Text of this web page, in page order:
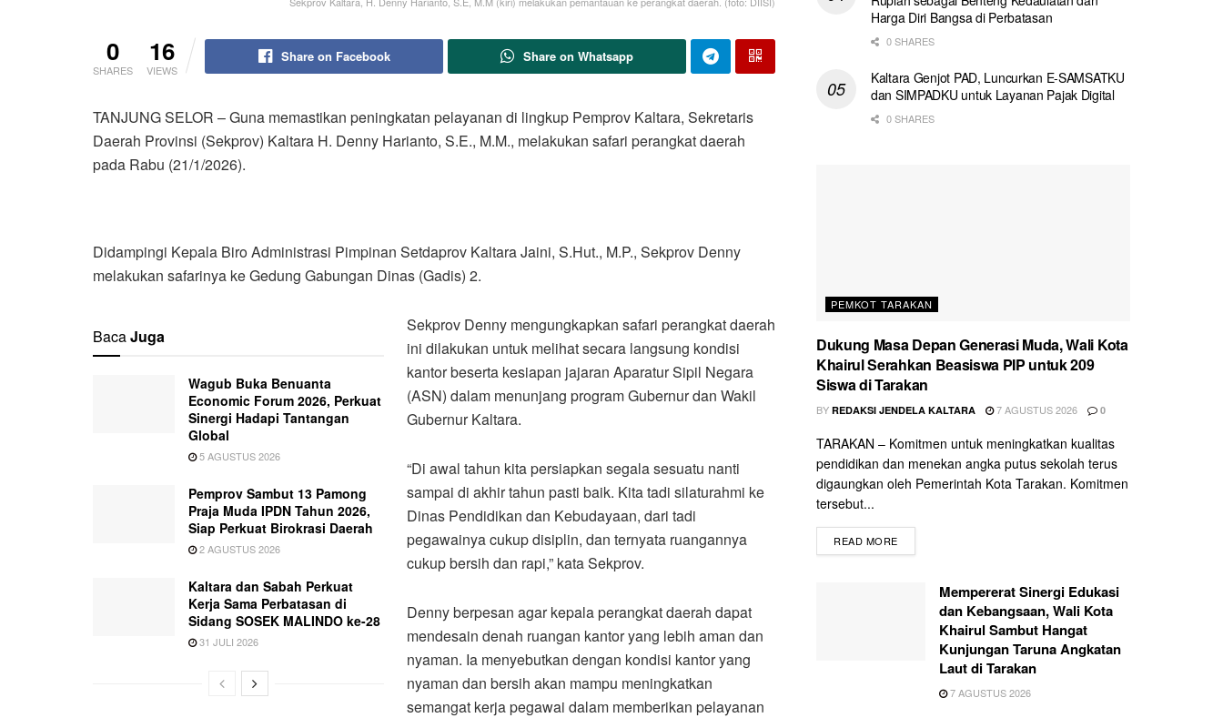
0
SHARES
16
VIEWS
Share on Facebook Share on Whatsapp
TANJUNG SELOR – Guna memastikan peningkatan pelayanan di lingkup Pemprov Kaltara, Sekretaris
Daerah Provinsi (Sekprov) Kaltara H. Denny Harianto, S.E., M.M., melakukan safari perangkat daerah
pada Rabu (21/1/2026).
Didampingi Kepala Biro Administrasi Pimpinan Setdaprov Kaltara Jaini, S.Hut., M.P., Sekprov Denny
melakukan safarinya ke Gedung Gabungan Dinas (Gadis) 2.
BacaJuga
Wagub Buka Benuanta
Economic Forum 2026, Perkuat
Sinergi Hadapi Tantangan
Global
5 AGUSTUS 2026
Pemprov Sambut 13 Pamong
Praja Muda IPDN Tahun 2026,
Siap Perkuat Birokrasi Daerah
2 AGUSTUS 2026
Kaltara dan Sabah Perkuat
Kerja Sama Perbatasan di
Sidang SOSEK MALINDO ke-28
31 JULI 2026
Sekprov Denny mengungkapkan safari perangkat daerah
ini dilakukan untuk melihat secara langsung kondisi
kantor beserta kesiapan jajaran Aparatur Sipil Negara
(ASN) dalam menunjang program Gubernur dan Wakil
Gubernur Kaltara.
“Di awal tahun kita persiapkan segala sesuatu nanti
sampai di akhir tahun pasti baik. Kita tadi silaturahmi ke
Dinas Pendidikan dan Kebudayaan, dari tadi
pegawainya cukup disiplin, dan ternyata ruangannya
cukup bersih dan rapi,” kata Sekprov.
Denny berpesan agar kepala perangkat daerah dapat
mendesain denah ruangan kantor yang lebih aman dan
nyaman. Ia menyebutkan dengan kondisi kantor yang
nyaman dan bersih akan mampu meningkatkan
semangat kerja pegawai dalam memberikan pelayanan
Harga Diri Bangsa di Perbatasan
0 SHARES
Kaltara Genjot PAD, Luncurkan E-SAMSATKU
dan SIMPADKU untuk Layanan Pajak Digital
0 SHARES
PEMKOT TARAKAN
Dukung Masa Depan Generasi Muda, Wali Kota
Khairul Serahkan Beasiswa PIP untuk 209
Siswa di Tarakan
BY REDAKSI JENDELA KALTARA 7 AGUSTUS 2026 0
TARAKAN – Komitmen untuk meningkatkan kualitas
pendidikan dan menekan angka putus sekolah terus
digaungkan oleh Pemerintah Kota Tarakan. Komitmen
tersebut...
READ MORE
Mempererat Sinergi Edukasi
dan Kebangsaan, Wali Kota
Khairul Sambut Hangat
Kunjungan Taruna Angkatan
Laut di Tarakan
7 AGUSTUS 2026